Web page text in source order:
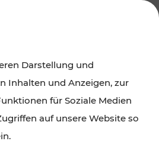
zu Fahrplanänderungen,
Darstellung und
Inhalten und Anzeigen, zur
für Soziale Medien
auf unsere Website so